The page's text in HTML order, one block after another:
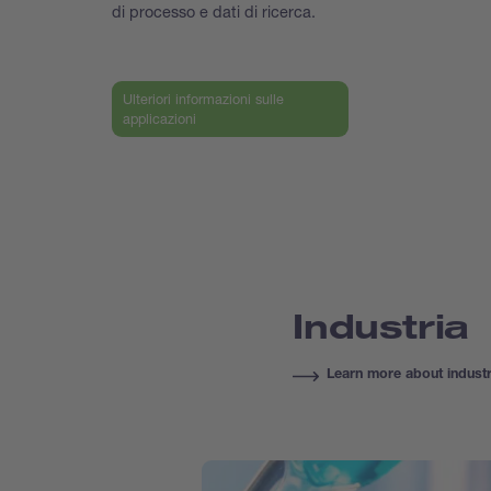
di processo e dati di ricerca.
Ulteriori informazioni sulle
applicazioni
Industria
Learn more about